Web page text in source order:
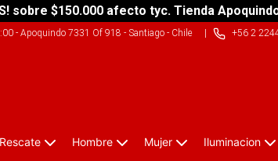
sobre $150.000 afecto tyc. Tienda
- Apoquindo 7331 Of 918 - Santiago - Chile| +56 2
Hombre Mujer Iluminacion